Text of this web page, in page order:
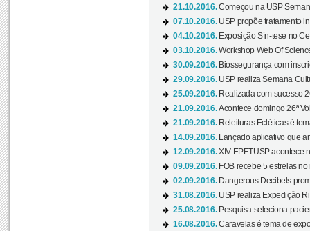
21.10.2016.Começou na USP
07.10.2016. USP propõe tratamento
04.10.2016. Exposição Sín-tese no
03.10.2016.Workshop Web Of
30.09.2016. Biossegurança com
29.09.2016. USP realiza Semana
25.09.2016. Realizada com sucesso
21.09.2016.Acontece domingo 26ª
21.09.2016. Releituras Ecléticas é
14.09.2016.
Lançado aplicativo que
12.09.2016.XIV EPETUSP acontece
09.09.2016. FOB recebe 5 estrelas
02.09.2016. Dangerous Decibels
31.08.2016. USP realiza Expedição
25.08.2016. Pesquisa seleciona
16.08.2016.Caravelas é tema de